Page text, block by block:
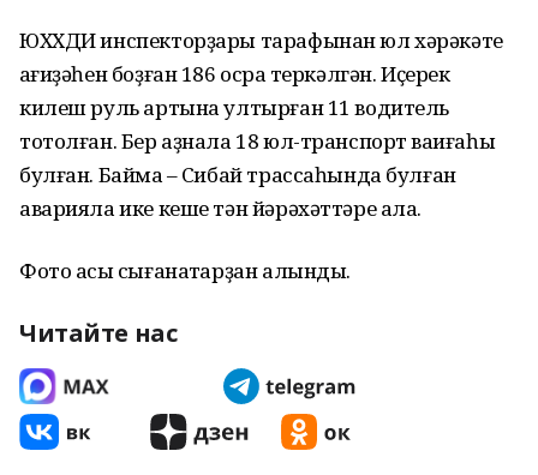
ЮХХДИ инспекторҙары тарафынан юл хәрәкәте
ҡағиҙәһен боҙған 186 осраҡ теркәлгән. Иҫерек
килеш руль артына ултырған 11 водитель
тотолған. Бер аҙнала 18 юл-транспорт ваҡиғаһы
булған. Баймаҡ – Сибай трассаһында булған
аварияла ике кеше тән йәрәхәттәре ала.
Фото асыҡ сығанаҡтарҙан алынды.
Читайте нас